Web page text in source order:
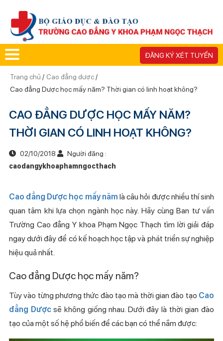
ĐĂNG KÝ XÉT TUYỂN
Trang chủ / Cao đẳng dược/
Cao đẳng Dược học mấy năm? Thời gian có linh hoạt không?
CAO ĐẲNG DƯỢC HỌC MẤY NĂM?
THỜI GIAN CÓ LINH HOẠT KHÔNG?
02/10/2018
Người đăng :
caodangykhoaphamngocthach
Cao đẳng Dược học mấy năm là câu hỏi được nhiều thí sinh
quan tâm khi lựa chọn ngành học này. Hãy cùng Ban tư vấn
Trường Cao đẳng Y khoa Phạm Ngọc Thạch tìm lời giải đáp
ngay dưới đây để có kế hoạch học tập và phát triển sự nghiệp
hiệu quả nhất.
Cao đẳng Dược học mấy năm?
Tùy vào từng phương thức đào tạo mà thời gian đào tạo Cao
đẳng Dượcsẽ không giống nhau. Dưới đây là thời gian đào
tạo của một số hệ phổ biến để các bạn có thể nắm được: